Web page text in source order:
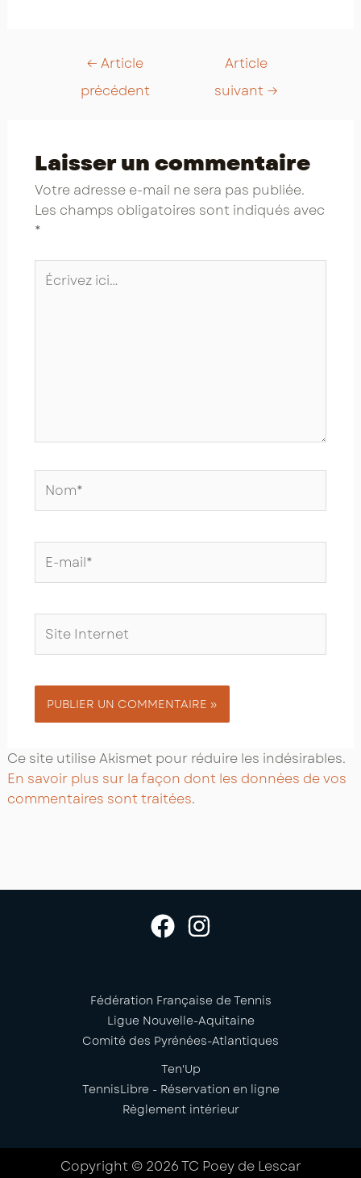
← Article
précédent
Article
suivant →
Laisser un commentaire
Votre adresse e-mail ne sera pas publiée.
Les champs obligatoires sont indiqués avec
*
Écrivez
ici…
mail*
Internet
Ce site utilise Akismet pour réduire les indésirables.
En savoir plus sur la façon dont les données de vos
commentaires sont traitées.
Fédération Française de Tennis
Ligue Nouvelle-Aquitaine
Comité des Pyrénées-Atlantiques
Ten'Up
TennisLibre - Réservation en ligne
Règlement intérieur
Copyright © 2026 TC Poey de Lescar